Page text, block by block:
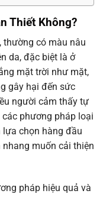
Thiết Không?
thường có màu nâu
da, đặc biệt là ở
mặt trời như mặt,
gây hại đến sức
người cảm thấy tự
phương pháp loại
chọn hàng đầu
muốn cải thiện
pháp hiệu quả và